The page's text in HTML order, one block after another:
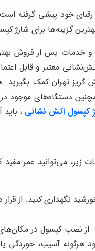
رقبای خود پیشی گرفته
گزینه‌ها برای شارژ
خدمات پس از فروش
معتبر و قابل
تهران کمک
دستگاه‌های موجود در
کپسول آتش نشانی ،
می‌توانید عمر
نگهداری کنید. از
نصب کپسول در
هرگونه آسیب، خوردگی